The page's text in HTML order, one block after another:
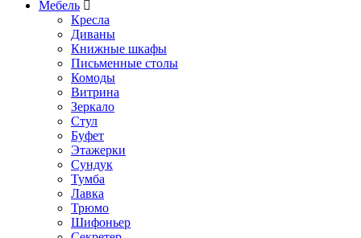
Мебель
Кресла
Диваны
Книжные шкафы
Письменные столы
Комоды
Витрина
Зеркало
Стул
Буфет
Этажерки
Сундук
Тумба
Лавка
Трюмо
Шифоньер